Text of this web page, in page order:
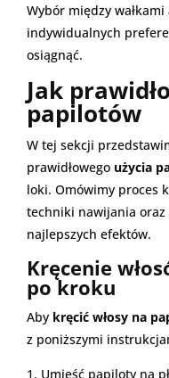
Wybór między
indywidualnych
osiągnąć.
Jak
papilotów
W tej sekcji
prawidłowego użycia
loki. Omówimy proces
techniki nawijania oraz
najlepszych efektów.
Kręcenie
po kroku
Aby kręcić włosy na
z poniższymi
Umieść papiloty na